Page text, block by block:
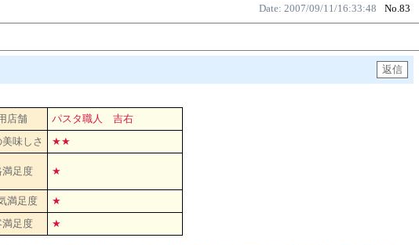
Date: 2007/09/11/16:33:48 No.83
店舗
パスタ職人 吉右
味しさ
★★
満足度 ★
満足度
★
満足度 ★